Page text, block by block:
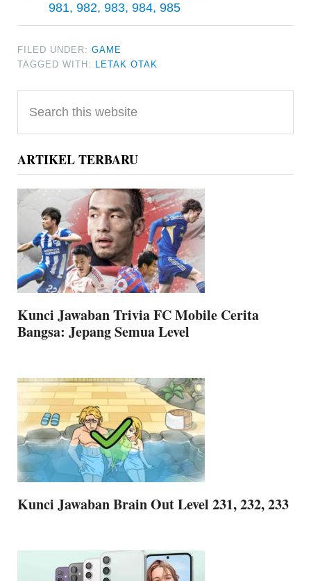
981, 982, 983, 984, 985
FILED UNDER:GAME
TAGGED WITH: LETAK OTAK
Primary
Sidebar
this
website
ARTIKEL TERBARU
Kunci Jawaban Trivia FC Mobile Cerita
Bangsa: Jepang Semua Level
Kunci Jawaban Brain Out Level 231, 232, 233